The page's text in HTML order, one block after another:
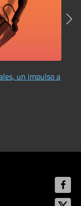
un impulso a